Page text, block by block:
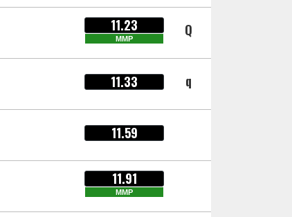
11.23
MMP Q
11.33 q
11.59
11.91
MMP